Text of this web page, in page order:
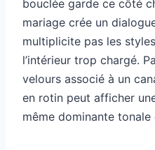
bouclée garde ce côté
mariage crée un
multiplicite pas les
l’intérieur trop chargé.
velours associé à un
en rotin peut afficher
même dominante tonale